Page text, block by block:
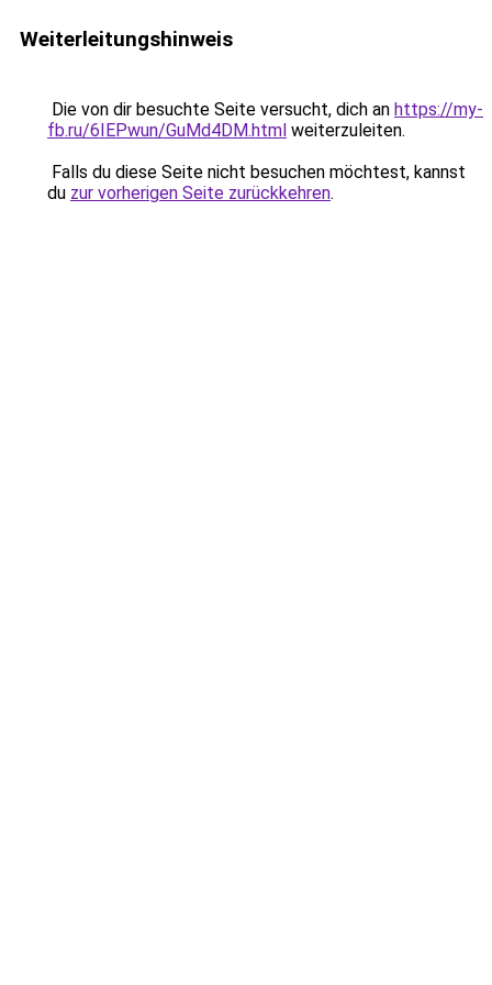
Weiterleitungshinweis
Die von dir besuchte Seite versucht, dich an https://my-
fb.ru/6IEPwun/GuMd4DM.html weiterzuleiten.
Falls du diese Seite nicht besuchen möchtest, kannst
du zur vorherigen Seite zurückkehren.